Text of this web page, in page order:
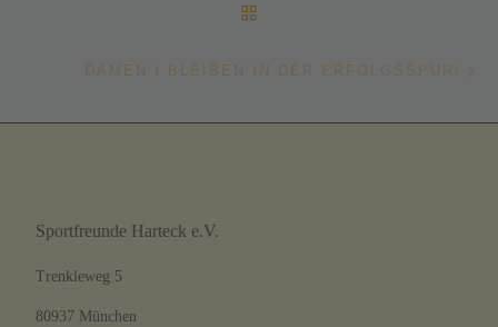
DAMEN I BLEIBEN IN DER ERFOLGSSPUR!
Sportfreunde Harteck e.V.
Trenkleweg 5
80937 München